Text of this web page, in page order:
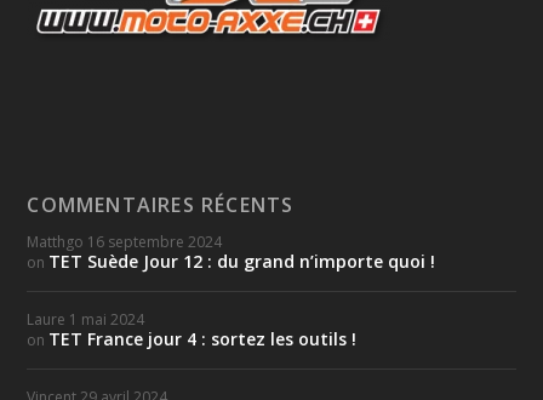
COMMENTAIRES RÉCENTS
Matthgo 16 septembre 2024
on TET Suède Jour 12 : du grand n’importe quoi !
Laure 1 mai 2024
on TET France jour 4 : sortez les outils !